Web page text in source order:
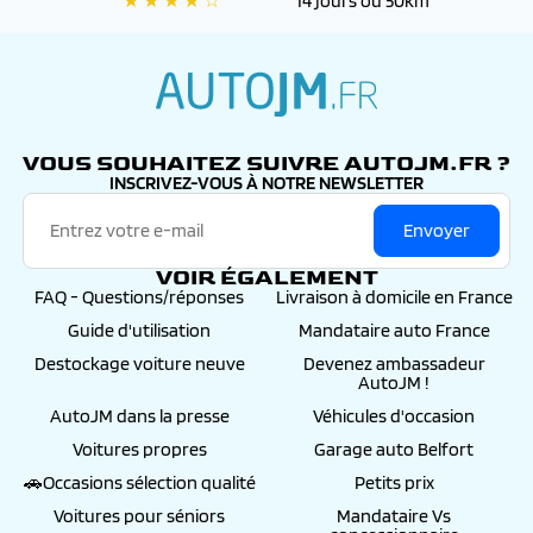
VOUS SOUHAITEZ SUIVRE AUTOJM.FR ?
INSCRIVEZ-VOUS À NOTRE NEWSLETTER
Envoyer
VOIR ÉGALEMENT
FAQ - Questions/réponses
Livraison à domicile en France
Guide d'utilisation
Mandataire auto France
Destockage voiture neuve
Devenez ambassadeur
AutoJM !
AutoJM dans la presse
Véhicules d'occasion
Voitures propres
Garage auto Belfort
🚗Occasions sélection qualité
Petits prix
Voitures pour séniors
Mandataire Vs